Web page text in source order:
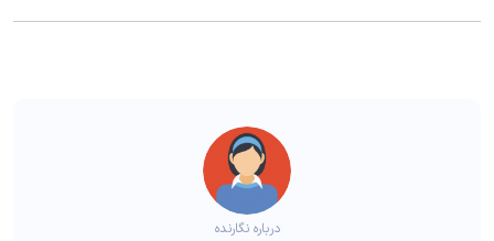
درباره نگارنده